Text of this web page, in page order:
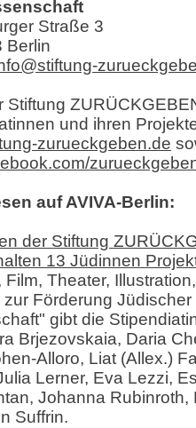
Straße 3
Berlin
Stiftung
und ihren
zurueckgeben.de
auf AVIVA-Berlin:
der Stiftung
13 Jüdinnen
Film, Theater,
zur Förderung
gibt die
Brjezovskaia, Daria
Alloro, Liat (Allex.)
Lerner, Eva Lezzi,
Johanna Rubinroth,
Suffrin.